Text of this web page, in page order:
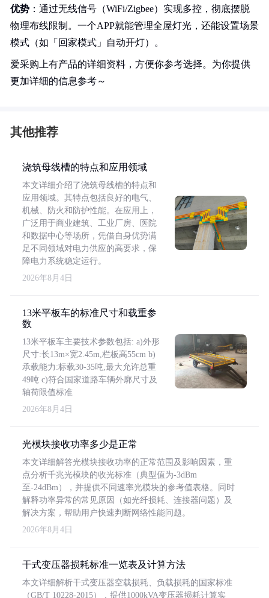
优势 ：通过无线信号（WiFi/Zigbee）实现多控，彻底摆脱
物理布线限制。一个APP就能管理全屋灯光，还能设置场景
模式（如「回家模式」自动开灯）。
爱采购上有产品的详细资料，方便你参考选择。为你提供
更加详细的信息参考～
其他推荐
浇筑母线槽的特点和应用领域
本文详细介绍了浇筑母线槽的特点和
应用领域。其特点包括良好的电气、
机械、防火和防护性能。在应用上，
广泛用于商业建筑、工业厂房、医院
和数据中心等场所，凭借自身优势满
足不同领域对电力供应的高要求，保
障电力系统稳定运行。
2026年8月4日
13米平板车的标准尺寸和载重参
数
13米平板车主要技术参数包括: a)外形
尺寸:长13m×宽2.45m,栏板高55cm b)
承载能力:标载30-35吨,最大允许总重
49吨 c)符合国家道路车辆外廓尺寸及
轴荷限值标准
2026年8月4日
光模块接收功率多少是正常
本文详细解答光模块接收功率的正常范围及影响因素，重
点分析千兆光模块的收光标准（典型值为-3dBm
至-24dBm），并提供不同速率光模块的参考值表格。同时
解释功率异常的常见原因（如光纤损耗、连接器问题）及
解决方案，帮助用户快速判断网络性能问题。
2026年8月4日
干式变压器损耗标准一览表及计算方法
本文详细解析干式变压器空载损耗、负载损耗的国家标准
（GB/T 10228-2015），提供1000kVA变压器损耗计算实